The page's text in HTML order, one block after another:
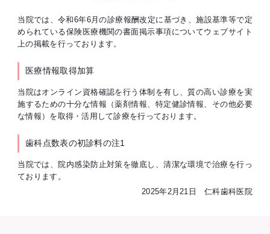
当院では、令和6年6月の診療報酬改定に基づき、施設基準等で定
められている保険医療機関の書面掲示事項についてウェブサイト
上の掲載を行っております。
医療情報取得加算
当院はオンライン資格確認を行う体制を有し、質の高い診療を実
施するための十分な情報（薬剤情報、特定健診情報、その他必要
な情報）を取得・活用して診療を行っております。
歯科点数表の初診料の注1
当院では、院内感染防止対策を徹底し、清潔な環境で治療を行っ
ております。
2025年2月21日 仁科歯科医院